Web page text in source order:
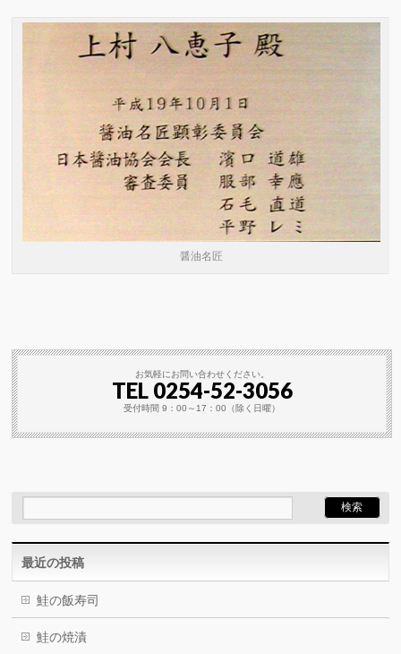
醤油名匠
お気軽にお問い合わせください。
TEL 0254-52-3056
受付時間 9：00～17：00（除く日曜）
最近の投稿
鮭の飯寿司
鮭の焼漬